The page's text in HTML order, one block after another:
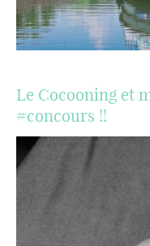
Le Cocooning et
#concours !!